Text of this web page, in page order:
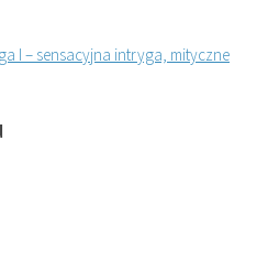
I – sensacyjna intryga, mityczne